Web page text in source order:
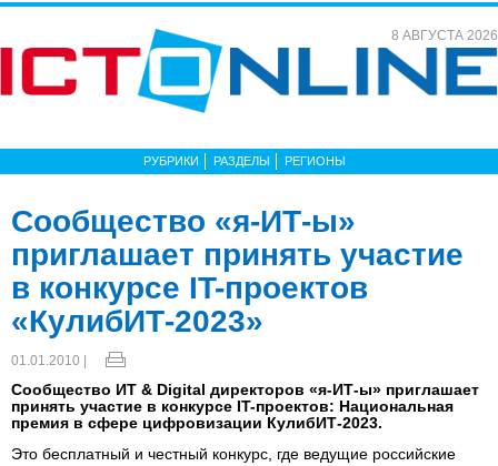
8 АВГУСТА 2026
РУБРИКИ РАЗДЕЛЫ РЕГИОНЫ
Сообщество «я-ИТ-ы»
приглашает принять участие
в конкурсе IT-проектов
«КулибИТ-2023»
01.01.2010 |
Сообщество ИТ & Digital директоров «я-ИТ-ы» приглашает
принять участие в конкурсе IT-проектов: Национальная
премия в сфере цифровизации КулибИТ-2023.
Это бесплатный и честный конкурс, где ведущие российские